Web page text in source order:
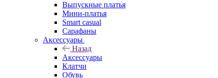
Выпускные платья
Мини-платья
Smart casual
Сарафаны
Аксессуары
Назад
Аксессуары
Клатчи
Обувь